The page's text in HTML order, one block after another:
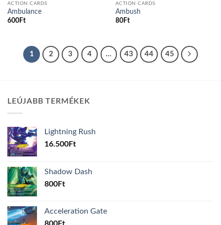
ACTION CARDS
Ambulance
600Ft
ACTION CARDS
Ambush
80Ft
1 2 3 4 … 43 44 45
LEÚJABB TERMÉKEK
Lightning Rush
16.500Ft
Shadow Dash
800Ft
Acceleration Gate